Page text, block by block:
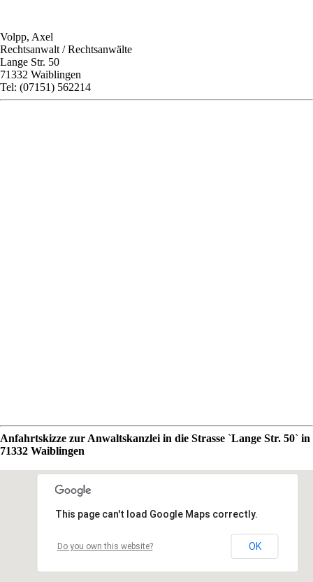
Volpp, Axel
Rechtsanwalt / Rechtsanwälte
Lange Str. 50
71332 Waiblingen
Tel: (07151) 562214
Anfahrtskizze zur Anwaltskanzlei in die Strasse `Lange Str. 50` in
71332 Waiblingen
This page can't load Google Maps correctly.
Do you own this website? OK